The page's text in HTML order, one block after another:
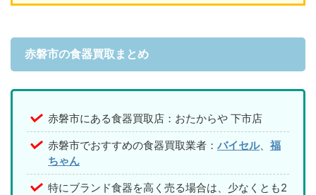
赤磐市の食器買取まとめ
赤磐市にある食器買取店：おたからや 下市店
赤磐市でおすすめの食器買取業者： バイセル、 福
ちゃん
特にブランド食器を高く売る場合は、少なくとも2